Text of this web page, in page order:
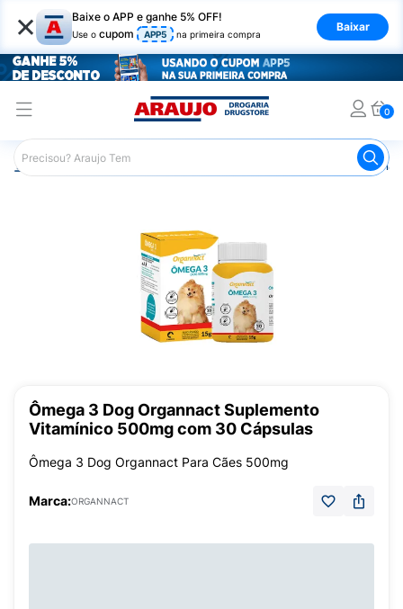
× Baixe o APP e ganhe 5% OFF!
Use o cupom APP5 na primeira compra
Baixar
0
Araujo Pet Shop Suplementos e
Ômega 3 Dog Organnact Suplemento
Vitamínico 500mg com 30 Cápsulas
Ômega 3 Dog Organnact Para Cães 500mg
Marca:ORGANNACT